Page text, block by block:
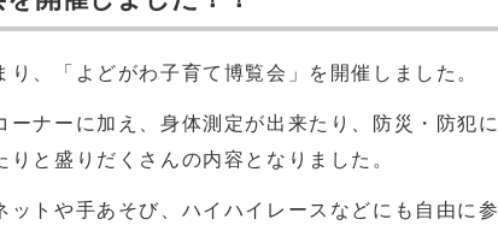
、「よどがわ子育て博覧会」を開催しました。
ーナーに加え、身体測定が出来たり、防災・防犯に
と盛りだくさんの内容となりました。
ットや手あそび、ハイハイレースなどにも自由に参